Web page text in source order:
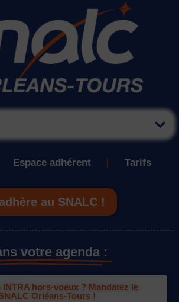
Espace adhérent Tarifs
au SNALC !
votre agenda :
hors-voeux ? Mandatez le
Orléans-Tours !